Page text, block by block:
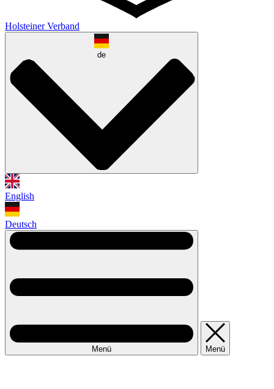
Holsteiner Verband
de
English
Deutsch
Menü Menü